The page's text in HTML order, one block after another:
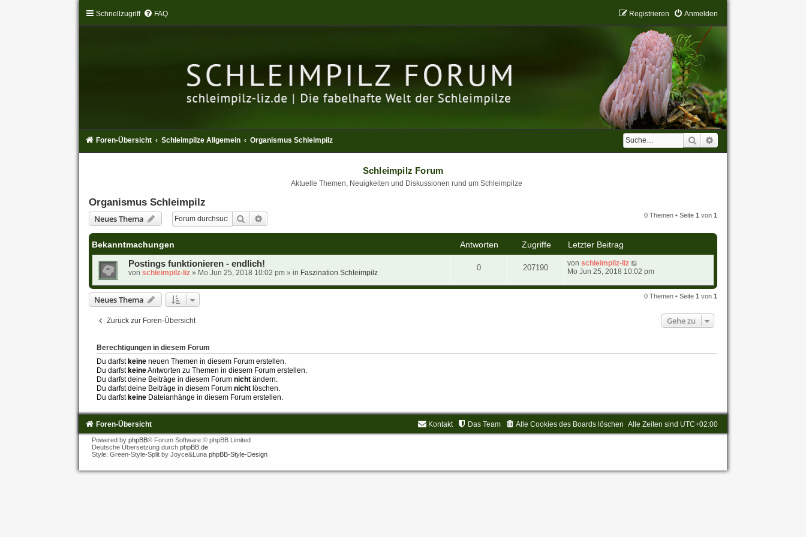
Schnellzugriff FAQ Anmelden
Registrieren
Suche
Foren-Übersicht Schleimpilze Allgemein Organismus Schleimpilz
Schleimpilz Forum
Aktuelle Themen, Neuigkeiten und Diskussionen rund um Schleimpilze
Organismus Schleimpilz
Neues Thema
Suche 0 Themen • Seite1 von1
Bekanntmachungen Antworten Zugriffe
Letzter Beitrag
Postings funktionieren - endlich!
von schleimpilz-liz» Mo Jun 25, 2018 10:02 pm » in Faszination Schleimpilz
0 207190 vonschleimpilz-liz
Mo Jun 25, 2018 10:02 pm
Neues Thema 0 Themen • Seite1 von1
Zurück zur Foren-Übersicht Gehe zu
Berechtigungen in diesem Forum
Du darfst keineneuen Themen in diesem Forum erstellen.
Du darfst keineAntworten zu Themen in diesem Forum erstellen.
Du darfst deine Beiträge in diesem Forum nichtändern.
Du darfst deine Beiträge in diesem Forum nichtlöschen.
Du darfst keineDateianhänge in diesem Forum erstellen.
Foren-Übersicht Alle Zeiten sind UTC+02:00
Alle Cookies des Boards löschen
Das Team
Kontakt
Powered by phpBB® Forum Software © phpBB Limited
Deutsche Übersetzung durch phpBB.de
Style: Green-Style-Split by Joyce&Luna phpBB-Style-Design